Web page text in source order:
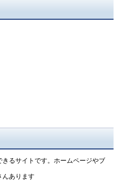
るサイトです。ホームページやブ
んあります